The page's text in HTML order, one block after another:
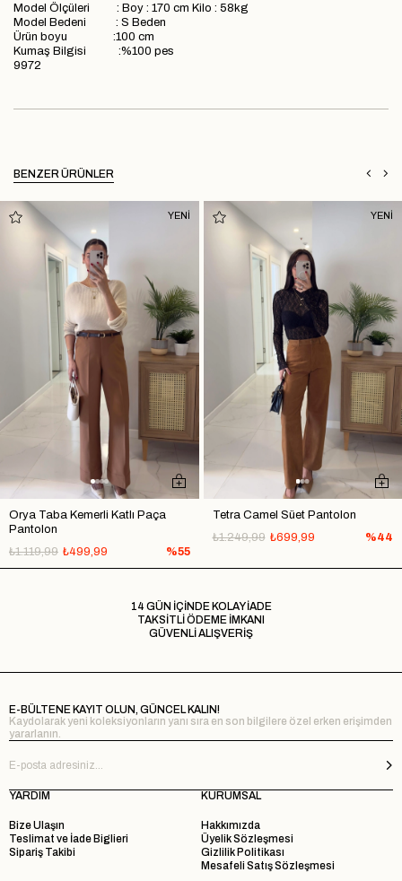
Model Ölçüleri : Boy : 170 cm Kilo : 58kg
Model Bedeni : S Beden
Ürün boyu :100 cm
Kumaş Bilgisi :%100 pes
9972
BENZER ÜRÜNLER
Orya Taba Kemerli Katlı Paça
Pantolon
₺499,99
₺1.119,99 %55
YENİ
Tetra Camel Süet Pantolon
₺699,99
₺1.249,99 %44
YENİ
14 GÜN İÇİNDE KOLAY İADE
TAKSİTLİ ÖDEME İMKANI
GÜVENLİ ALIŞVERİŞ
E-BÜLTENE KAYIT OLUN, GÜNCEL KALIN!
Kaydolarak yeni koleksiyonların yanı sıra en son bilgilere özel erken erişimden
yararlanın.
YARDIM
Bize Ulaşın
Teslimat ve İade Biglieri
Sipariş Takibi
KURUMSAL
Hakkımızda
Üyelik Sözleşmesi
Gizlilik Politikası
Mesafeli Satış Sözleşmesi